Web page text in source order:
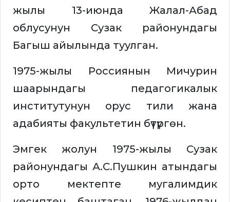
жылы 13-июнда Жалал-Абад
облусунун Сузак районундагы
Багыш айылында туулган.
1975-жылы Россиянын Мичурин
шаарындагы педагогикалык
институтунун орус тили жана
адабияты факультетин бүтүргөн.
Эмгек жолун 1975-жылы Сузак
районундагы А.С.Пушкин атындагы
орто мектепте мугалимдик